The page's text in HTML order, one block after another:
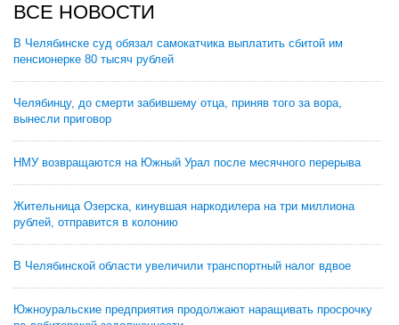
ВСЕ НОВОСТИ
В Челябинске суд обязал самокатчика выплатить сбитой им
пенсионерке 80 тысяч рублей
Челябинцу, до смерти забившему отца, приняв того за вора,
вынесли приговор
НМУ возвращаются на Южный Урал после месячного перерыва
Жительница Озерска, кинувшая наркодилера на три миллиона
рублей, отправится в колонию
В Челябинской области увеличили транспортный налог вдвое
Южноуральские предприятия продолжают наращивать просрочку